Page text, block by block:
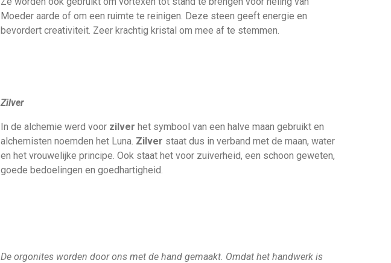
Moeder aarde of om een ruimte te reinigen. Deze steen geeft energie en
bevordert creativiteit. Zeer krachtig kristal om mee af te stemmen.
Zilver
In de alchemie werd voor zilver het symbool van een halve maan gebruikt en
alchemisten noemden het Luna. Zilver staat dus in verband met de maan, water
en het vrouwelijke principe. Ook staat het voor zuiverheid, een schoon geweten,
goede bedoelingen en goedhartigheid.
De orgonites worden door ons met de hand gemaakt. Omdat het handwerk is